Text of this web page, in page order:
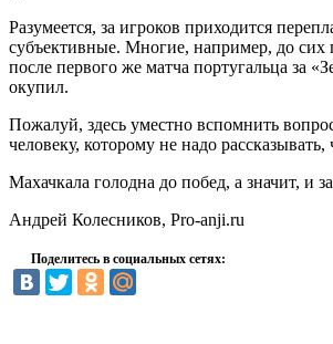
Разумеется, за игроков приходится
субъективные. Многие, например, до сих
после первого же матча португальца за
окупил.
Пожалуй, здесь уместно вспомнить
человеку, которому не надо
Махачкала голодна до побед, а значит, и
Андрей Колесников, Pro-anji.ru
Поделитесь в социальных сетях: